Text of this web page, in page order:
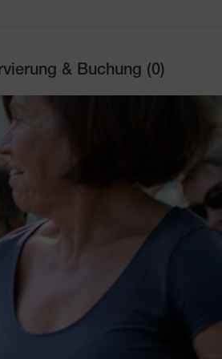
& Buchung (0)